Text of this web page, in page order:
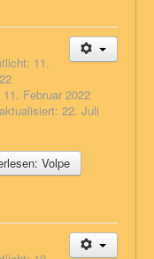
11.
Februar 2022
22. Juli
Volpe